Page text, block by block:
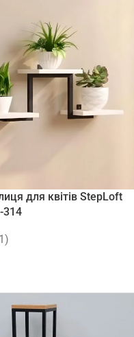
для квітів StepLoft
314